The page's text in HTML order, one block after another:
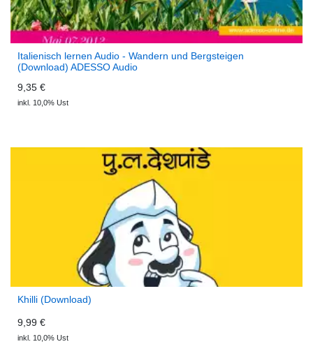
Italienisch lernen Audio - Wandern und Bergsteigen
(Download) ADESSO Audio
9,35 €
inkl. 10,0% Ust
Khilli (Download)
9,99 €
inkl. 10,0% Ust